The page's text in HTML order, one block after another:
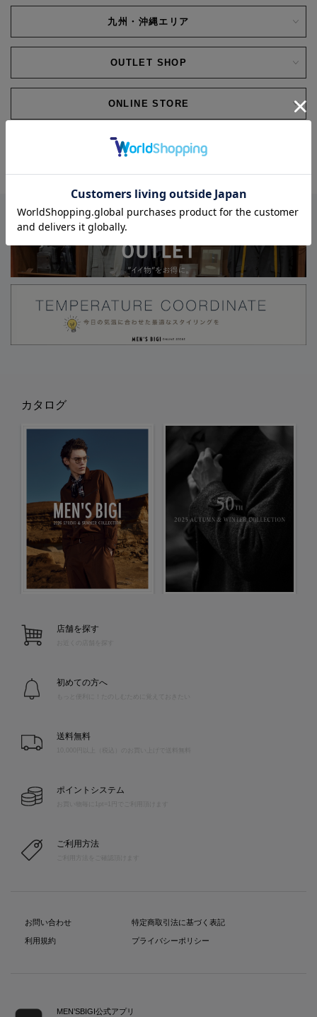
九州・沖縄エリア
OUTLET SHOP
ONLINE STORE
カタログ
店舗を探す
お近くの店舗を探す
初めての方へ
送料無料
10,000円以上（税込）のお買い上げで送料無料
ポイントシステム
ご利用方法
お問い合わせ
利用規約
特定商取引法に基づく表記
プライバシーポリシー
MEN’SBIGI公式アプリ